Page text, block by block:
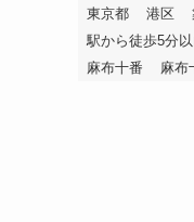
東京都
港区
駅から徒歩5分
麻布十番
麻布